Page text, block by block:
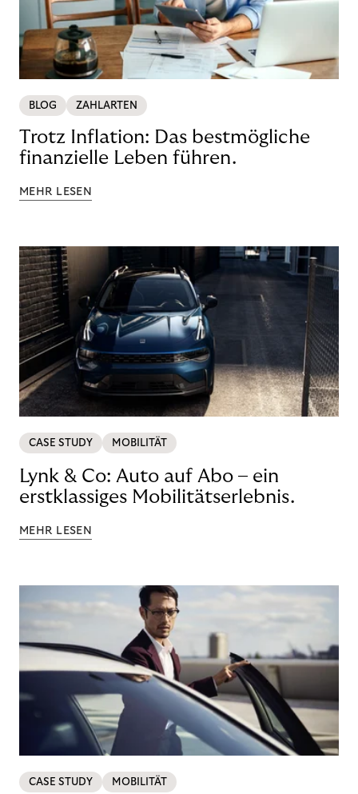
BLOG ZAHLARTEN
Trotz Inflation: Das bestmögliche
finanzielle Leben führen.
MEHR LESEN
CASE STUDY MOBILITÄT
Lynk & Co: Auto auf Abo – ein
erstklassiges Mobilitätserlebnis.
MEHR LESEN
CASE STUDY MOBILITÄT